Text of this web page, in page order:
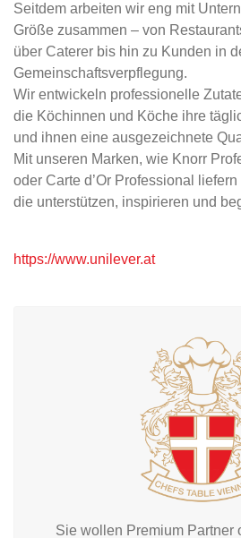
Seitdem arbeiten wir eng mit
Größe zusammen – von
über Caterer bis hin zu Kunden in
Gemeinschaftsverpflegung.
Wir entwickeln professionelle
die Köchinnen und Köche ihre
und ihnen eine ausgezeichnete
Mit unseren Marken, wie Knorr
oder Carte d’Or Professional
die unterstützen, inspirieren und
https://www.unilever.at
Sie wollen Premium Partner